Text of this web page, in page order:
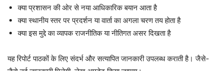
क्या प्रशासन की ओर से नया आधिकारिक बयान आता है
क्या स्थानीय स्तर पर प्रदर्शन या वार्ता का अगला चरण तय होता है
क्या इस मुद्दे का व्यापक राजनीतिक या नीतिगत असर दिखता है
यह रिपोर्ट पाठकों के लिए संदर्भ और सत्यापित जानकारी उपलब्ध कराती है। जैसे-